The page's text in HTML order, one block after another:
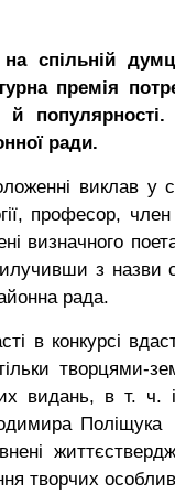
спільній
премія
й
ради.
виклав у
професор,
визначного
з назви
рада.
в конкурсі
творцями-
видань, в т. ч.
творчих